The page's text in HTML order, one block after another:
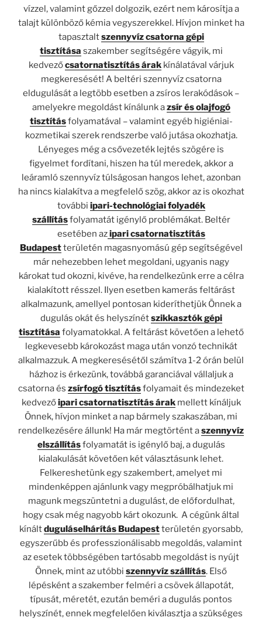
vízzel, valamint gőzzel dolgozik, ezért nem károsítja a
talajt különböző kémia vegyszerekkel. Hívjon minket ha
tapasztaltszennyvíz csatorna gépi
tisztítása szakember segítségére vágyik, mi
kedvezőcsatornatisztítás árakkínálatával várjuk
megkeresését! A beltéri szennyvíz csatorna
eldugulását a legtöbb esetben a zsíros lerakódások –
amelyekre megoldást kínálunk azsír és olajfogó
tisztításfolyamatával – valamint egyéb higiéniai-
kozmetikai szerek rendszerbe való jutása okozhatja.
Lényeges még a csővezeték lejtés szögére is
figyelmet fordítani, hiszen ha túl meredek, akkor a
leáramló szennyvíz túlságosan hangos lehet, azonban
ha nincs kialakítva a megfelelő szög, akkor az is okozhat
további ipari-technológiai folyadék
szállításfolyamatát igénylő problémákat. Beltér
esetében azipari csatornatisztítás
Budapestterületén magasnyomású gép segítségével
már nehezebben lehet megoldani, ugyanis nagy
károkat tud okozni, kivéve, ha rendelkezünk erre a célra
kialakított résszel. Ilyen esetben kamerás feltárást
alkalmazunk, amellyel pontosan kideríthetjük Önnek a
dugulás okát és helyszínétszikkasztók gépi
tisztítása folyamatokkal. A feltárást követően a lehető
legkevesebb károkozást maga után vonzó technikát
alkalmazzuk. A megkeresésétől számítva 1-2 órán belül
házhoz is érkezünk, továbbá garanciával vállaljuk a
csatorna és zsírfogó tisztításfolyamait és mindezeket
kedvezőipari csatornatisztítás árakmellett kínáljuk
Önnek, hívjon minket a nap bármely szakaszában, mi
rendelkezésére állunk! Ha már megtörtént aszennyvíz
elszállításfolyamatát is igénylő baj, a dugulás
kialakulását követően két választásunk lehet.
Felkereshetünk egy szakembert, amelyet mi
mindenképpen ajánlunk vagy megpróbálhatjuk mi
magunk megszüntetni a dugulást, de előfordulhat,
hogy csak még nagyobb kárt okozunk. A cégünk által
kínáltduguláselhárítás Budapestterületén gyorsabb,
egyszerűbb és professzionálisabb megoldás, valamint
az esetek többségében tartósabb megoldást is nyújt
Önnek, mint az utóbbi szennyvíz szállítás. Első
lépésként a szakember felméri a csövek állapotát,
típusát, méretét, ezután beméri a dugulás pontos
helyszínét, ennek megfelelően kiválasztja a szükséges